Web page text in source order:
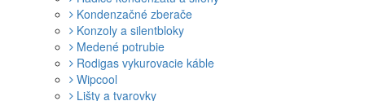
Kondenzačné zberače
Konzoly a silentbloky
Medené potrubie
Rodigas vykurovacie káble
Wipcool
Lišty a tvarovky